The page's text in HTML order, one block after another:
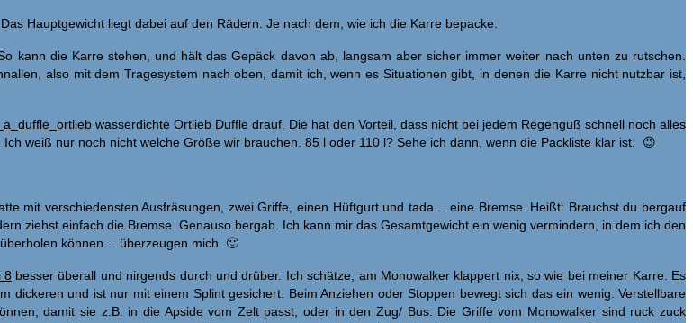
Hauptgewicht liegt dabei auf den Rädern. Je nach dem, wie ich die Karre bepacke.
kann die Karre stehen, und hält das Gepäck davon ab, langsam aber sicher immer weiter nach unten zu rutschen.
also mit dem Tragesystem nach oben, damit ich, wenn es Situationen gibt, in denen die Karre nicht nutzbar ist,
wasserdichte Ortlieb Duffle drauf. Die hat den Vorteil, dass nicht bei jedem Regenguß schnell noch alles
weiß nur noch nicht welche Größe wir brauchen. 85 l oder 110 l? Sehe ich dann, wenn die Packliste klar ist. 😉
mit verschiedensten Ausfräsungen, zwei Griffe, einen Hüftgurt und tada… eine Bremse. Heißt: Brauchst du bergauf
ziehst einfach die Bremse. Genauso bergab. Ich kann mir das Gesamtgewicht ein wenig vermindern, in dem ich den
können… überzeugen mich. 🙂
besser überall und nirgends durch und drüber. Ich schätze, am Monowalker klappert nix, so wie bei meiner Karre. Es
und ist nur mit einem Splint gesichert. Beim Anziehen oder Stoppen bewegt sich das ein wenig. Verstellbare
damit sie z.B. in die Apside vom Zelt passt, oder in den Zug/ Bus. Die Griffe vom Monowalker sind ruck zuck